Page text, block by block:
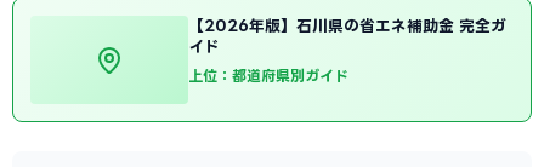
【2026年版】石川県の省エネ補助金 完全ガ
イド
上位：都道府県別ガイド